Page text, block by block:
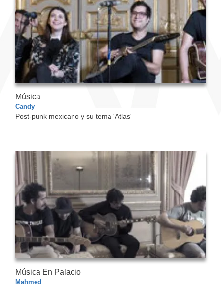
Música
Candy
Post-punk mexicano y su tema 'Atlas'
Música En Palacio
Mahmed